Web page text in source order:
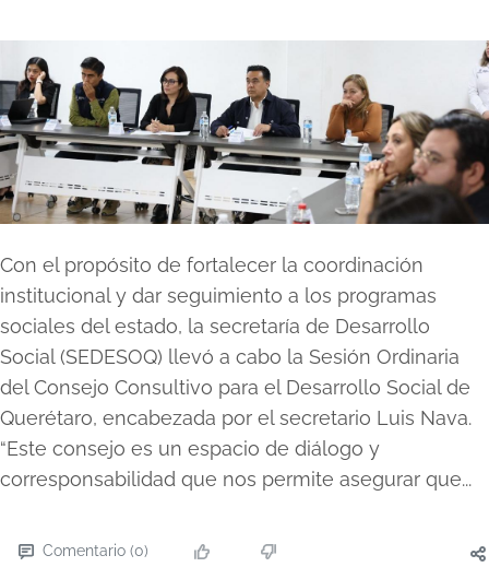
Con el propósito de fortalecer la coordinación
institucional y dar seguimiento a los programas
sociales del estado, la secretaría de Desarrollo
Social (SEDESOQ) llevó a cabo la Sesión Ordinaria
del Consejo Consultivo para el Desarrollo Social de
Querétaro, encabezada por el secretario Luis Nava.
“Este consejo es un espacio de diálogo y
corresponsabilidad que nos permite asegurar que...
Comentario (0)